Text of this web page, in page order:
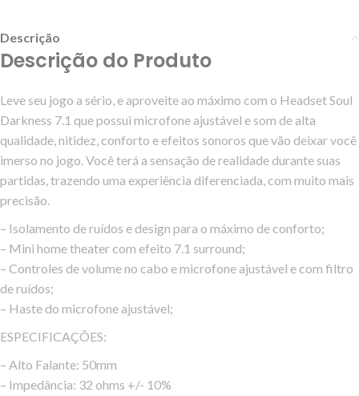
Descrição
Descrição do Produto
Leve seu jogo a sério, e aproveite ao máximo com o Headset Soul
Darkness 7.1 que possui microfone ajustável e som de alta
qualidade, nitidez, conforto e efeitos sonoros que vão deixar você
imerso no jogo. Você terá a sensação de realidade durante suas
partidas, trazendo uma experiência diferenciada, com muito mais
precisão.
– Isolamento de ruídos e design para o máximo de conforto;
– Mini home theater com efeito 7.1 surround;
– Controles de volume no cabo e microfone ajustável e com filtro
de ruídos;
– Haste do microfone ajustável;
ESPECIFICAÇÕES:
– Alto Falante: 50mm
– Impedância: 32 ohms +/- 10%